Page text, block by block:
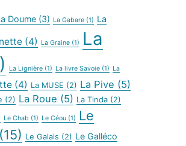
Doume (3) La Gabare (1) La
(4) La Graine (1)
La
La Lignière (1) La livre Savoie (1) La
(4) La MUSE (2) La Pive (5)
(2) La Roue (5) La Tinda (2)
Le Chab (1) Le Céou (1)
Le
(15) Le Galais (2) Le Galléco